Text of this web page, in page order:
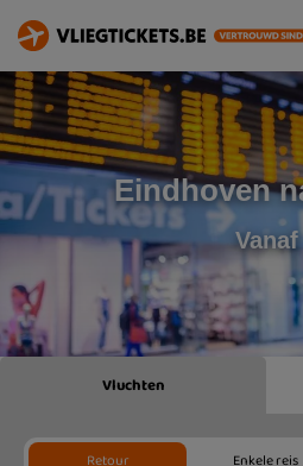
Eindhoven
Vanaf